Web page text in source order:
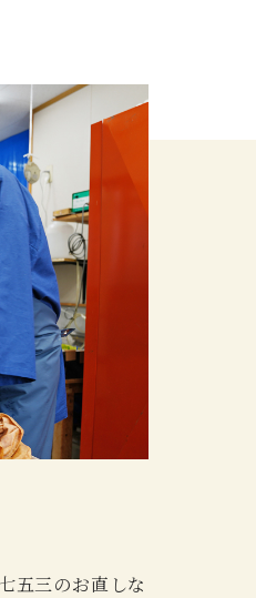
五三のお直しな